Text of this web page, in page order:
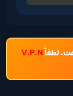
لطفاًV.P.N